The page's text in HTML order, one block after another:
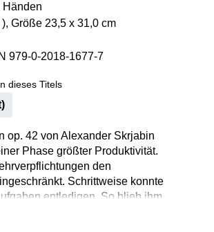
Händen
Größe 23,5 x 31,0 cm
979-0-2018-1677-7
dieses Titels
op. 42 von Alexander Skrjabin
Phase größter Produktivität.
den
Schrittweise konnte
entledigen. So blieb ihm
mehr Zeit zum Komponieren, es